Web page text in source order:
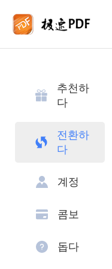
추천하
다
전환하
다
계정
콤보
돕다